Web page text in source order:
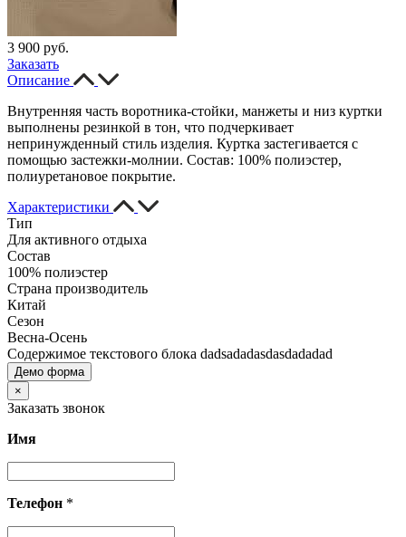
3 900 руб.
Заказать
Описание
Внутренняя часть воротника-стойки, манжеты и низ куртки
выполнены резинкой в тон, что подчеркивает
непринужденный стиль изделия. Куртка застегивается с
помощью застежки-молнии. Состав: 100% полиэстер,
полиуретановое покрытие.
Характеристики
Тип
Для активного отдыха
Состав
100% полиэстер
Страна производитель
Китай
Сезон
Весна-Осень
Содержимое текстового блока dadsadadasdasdadadad
Демо форма
×
Заказать звонок
Имя
Телефон *